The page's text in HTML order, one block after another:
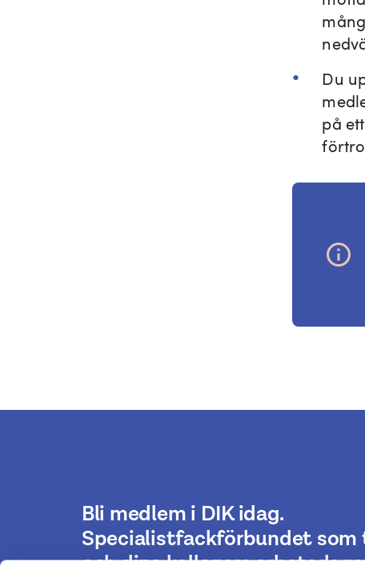
Du
på
Bli medlem i DIK idag.
Specialistfackförbundet som